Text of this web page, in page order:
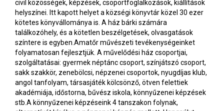
civil közösségek, képzések, csoportfoglalkozások, kiállítások
helyszínei. Itt kapott helyet a községi könyvtár közel 30 ezer
kötetes könyvállománya is. A ház bárki számára
találkozóhely, és a kötetlen beszélgetések, olvasgatások
színtere is egyben.Amatőr művészeti tevékenységeinket
folyamatosan fejlesztjük. A művelődési ház csoportjai,
szolgáltatásai: gyermek néptánc csoport, színjátszó csoport,
sakk szakkör, zenebölcsi, népzenei csoportok, nyugdíjas klub,
angol tanfolyam, társasjáték kölcsönző, ötven felettiek
akadémiája, időstorna, bűvész iskola, könnyűzenei képzések
stb.A könnyűzenei képzéseink 4 tanszakon folynak,